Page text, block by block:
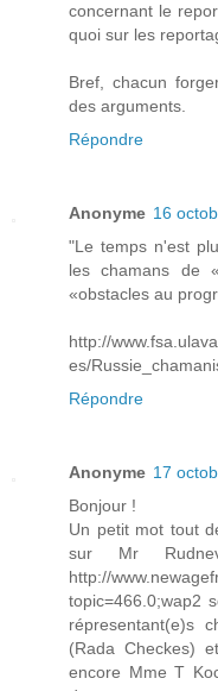
concernant le
quoi sur les
Bref, chacun
des arguments.
Répondre
Anonyme 16
"Le temps n'est
les chamans de
«obstacles au
http://
es/
Répondre
Anonyme 17
Bonjour !
Un petit mot tout
sur Mr
http://
topic=466.0;wap2
répresentant(e)s
(Rada Checkes)
encore Mme T